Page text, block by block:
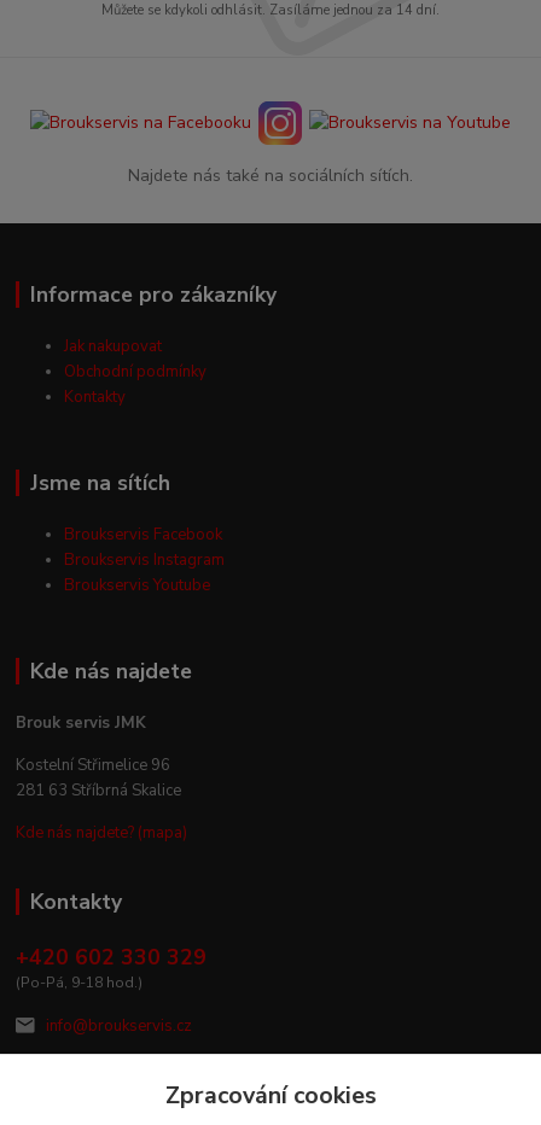
Můžete se kdykoli odhlásit. Zasíláme jednou za 14 dní.
Najdete nás také na sociálních sítích.
Informace pro zákazníky
Jak nakupovat
Obchodní podmínky
Kontakty
Jsme na sítích
Broukservis Facebook
Broukservis Instagram
Broukservis Youtube
Kde nás najdete
Brouk servis JMK
Kostelní Střimelice 96
281 63 Stříbrná Skalice
Kde nás najdete? (mapa)
Kontakty
+420 602 330 329
(Po-Pá, 9-18 hod.)
info@broukservis.cz
Zpracování cookies